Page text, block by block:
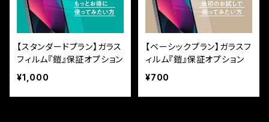
【スタンダードプラン】ガラス
フィルム『鎧』保証オプション
¥1,000
【ベーシックプラン】ガラスフ
ィルム『鎧』保証オプション
¥700